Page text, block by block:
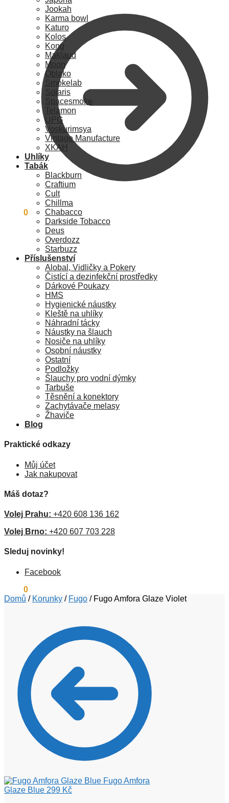
0
Jookah
Karma bowl
Katuro
Kolos
Kong
Maklaud
Moon
Oblako
Smokelab
Solaris
Spacesmoke
Telamon
UPG
Voskurimsya
Vintage Manufacture
XKAH
Uhlíky
Tabák
Blackburn
Craftium
Cult
Chillma
Chabacco
Darkside Tobacco
Deus
Overdozz
Starbuzz
Příslušenství
Alobal, Vidličky a Pokery
Čistící a dezinfekční prostředky
Dárkové Poukazy
HMS
Hygienické náustky
Kleště na uhlíky
Náhradní tácky
Náustky na šlauch
Nosiče na uhlíky
Osobní náustky
Ostatní
Podložky
Šlauchy pro vodní dýmky
Tarbuše
Těsnění a konektory
Zachytávače melasy
Žhaviče
Blog
Praktické odkazy
Můj účet
Jak nakupovat
Máš dotaz?
Volej Prahu: +420 608 136 162
Volej Brno: +420 607 703 228
Sleduj novinky!
Facebook
0
Domů / Korunky / Fugo / Fugo Amfora Glaze Violet
Fugo Amfora
Glaze Blue 299 Kč